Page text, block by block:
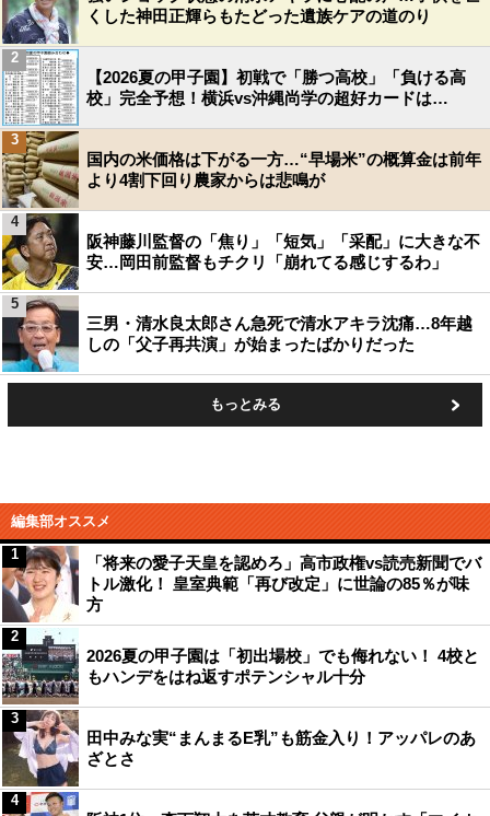
くした神田正輝らもたどった遺族ケアの道のり
【2026夏の甲子園】初戦で「勝つ高校」「負ける高
校」完全予想！横浜vs沖縄尚学の超好カードは…
2
国内の米価格は下がる一方…“早場米”の概算金は前年
より4割下回り農家からは悲鳴が
3
阪神藤川監督の「焦り」「短気」「采配」に大きな不
安…岡田前監督もチクリ「崩れてる感じするわ」
4
三男・清水良太郎さん急死で清水アキラ沈痛…8年越
しの「父子再共演」が始まったばかりだった
5
もっとみる
編集部オススメ
「将来の愛子天皇を認めろ」高市政権vs読売新聞でバ
トル激化！ 皇室典範「再び改定」に世論の85％が味
方
1
2026夏の甲子園は「初出場校」でも侮れない！ 4校と
もハンデをはね返すポテンシャル十分
2
田中みな実“まんまるE乳”も筋金入り！アッパレのあ
ざとさ
3
4